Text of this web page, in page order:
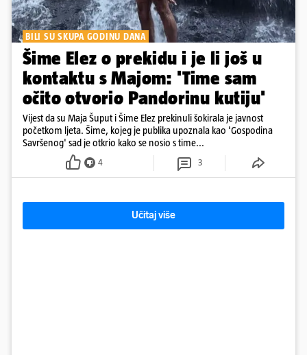
BILI SU SKUPA GODINU DANA
Šime Elez o prekidu i je li još u
kontaktu s Majom: 'Time sam
očito otvorio Pandorinu kutiju'
Vijest da su Maja Šuput i Šime Elez prekinuli šokirala je javnost
početkom ljeta. Šime, kojeg je publika upoznala kao 'Gospodina
Savršenog' sad je otkrio kako se nosio s time...
4 3
Učitaj više